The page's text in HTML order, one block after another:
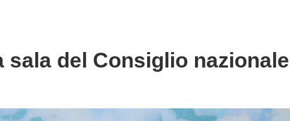
sala del Consiglio nazionale